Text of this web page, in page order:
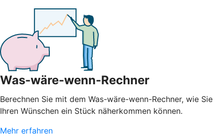
Was-wäre-wenn-Rechner
Berechnen Sie mit dem Was-wäre-wenn-Rechner, wie Sie
Ihren Wünschen ein Stück näherkommen können.
Mehr erfahren